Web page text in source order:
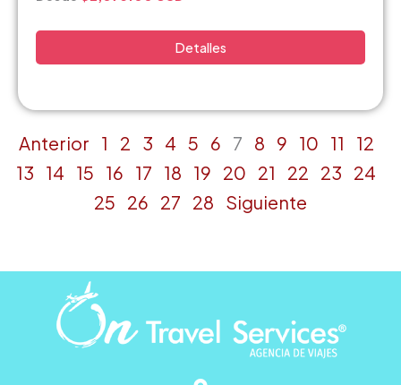
Detalles
Anterior 1 2 3 4 5 6 7 8 9 10 11
12
13 14 15 16 17 18 19 20 21 22 23 24
25 26 27 28 Siguiente